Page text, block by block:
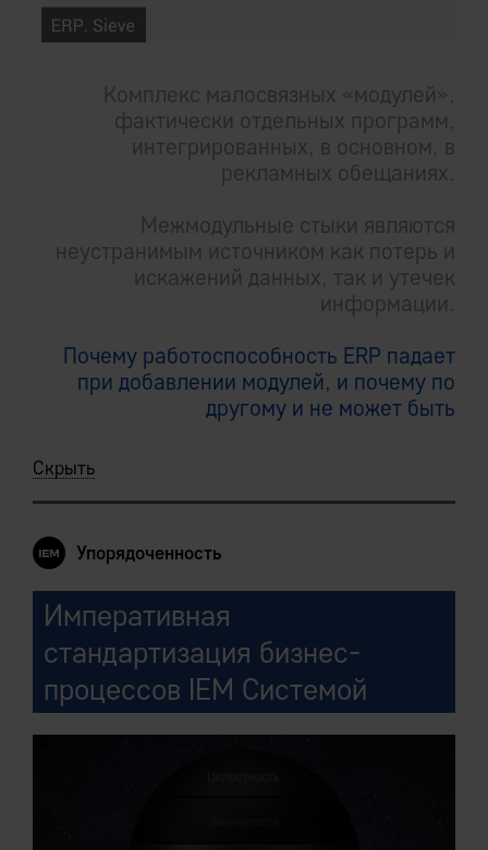
Комплекс малосвязных «модулей»,
фактически отдельных программ,
интегрированных, в основном, в
рекламных обещаниях.
Межмодульные стыки являются
неустранимым источником как потерь и
искажений данных, так и утечек
информации.
Почему работоспособность ERP падает
при добавлении модулей, и почему по
другому и не может быть
Скрыть
Упорядоченность
Императивная
cтандартизация бизнес-
процессов IEM Системой